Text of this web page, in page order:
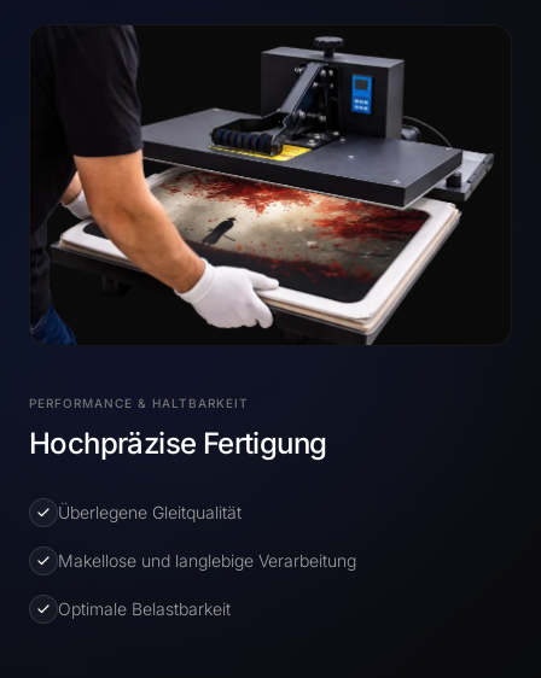
PERFORMANCE & HALTBARKEIT
Hochpräzise Fertigung
Überlegene Gleitqualität
Makellose und langlebige Verarbeitung
Optimale Belastbarkeit